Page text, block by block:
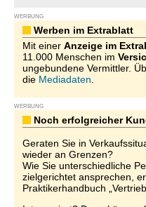
WERBUNG
Werben im Extrablatt
Mit einer Anzeige im
11.000 Menschen im
ungebundene Vermittler.
die Mediadaten
WERBUNG
Noch erfolgreicher
Geraten Sie in
wieder an Grenzen?
Wie Sie unterschiedliche
zielgerichtet ansprechen,
Praktikerhandbuch